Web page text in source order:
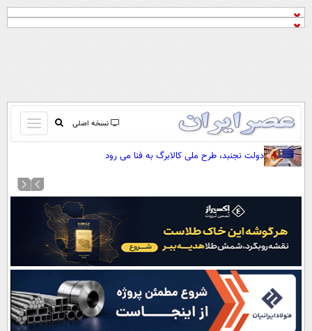
نسخه اصلی
باز
و
کردن
منو
صفحه اول
نظرسنجی
آب و هوا
سواد زندگی
سیاسی
دولت نجنبد، طرح ملی کالابرگ به فنا می رود